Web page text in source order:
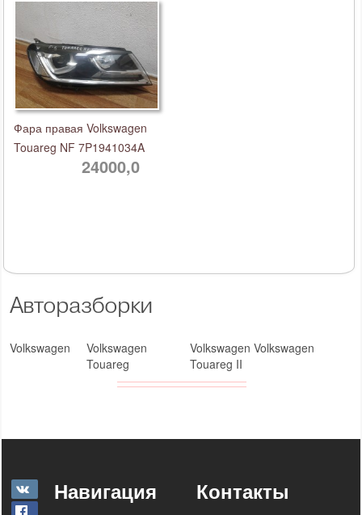
Авторазборки
Volkswagen
Volkswagen
Touareg
Volkswagen Volkswagen
Touareg II
Фара правая Volkswagen
Touareg NF 7P1941034A
24000,0
Навигация Контакты